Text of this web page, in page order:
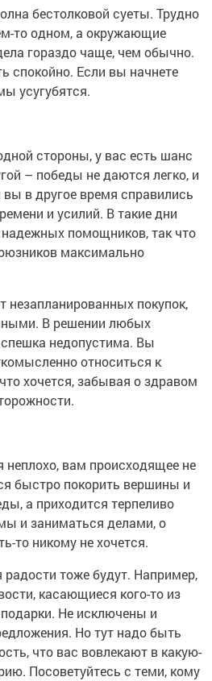
бестолковой суеты. Трудно
то одном, а окружающие
гораздо чаще, чем обычно.
спокойно. Если вы начнете
усугубятся.
стороны, у вас есть шанс
– победы не даются легко, и
в другое время справились
и усилий. В такие дни
помощников, так что
максимально
незапланированных покупок,
В решении любых
недопустима. Вы
относиться к
хочется, забывая о здравом
неплохо, вам происходящее не
быстро покорить вершины и
а приходится терпеливо
и заниматься делами, о
то никому не хочется.
тоже будут. Например,
касающиеся кого-то из
Не исключены и
Но тут надо быть
что вас вовлекают в какую-
Посоветуйтесь с теми, кому